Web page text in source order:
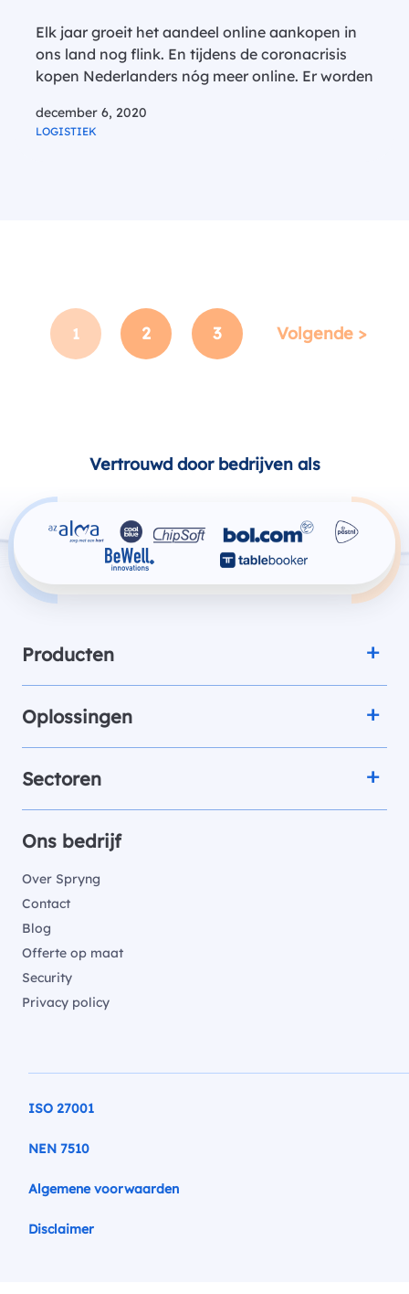
Elk jaar groeit het aandeel online aankopen in
ons land nog flink. En tijdens de coronacrisis
kopen Nederlanders nóg meer online. Er worden
thuisbezorgd. De snelgroeiende e-
december 6, 2020
LOGISTIEK
1 2 3 Volgende >
Vertrouwd door bedrijven als
Producten
Oplossingen
Sectoren
Ons bedrijf
Over Spryng
Contact
Blog
Offerte op maat
Security
Privacy policy
ISO 27001
NEN 7510
Algemene voorwaarden
Disclaimer